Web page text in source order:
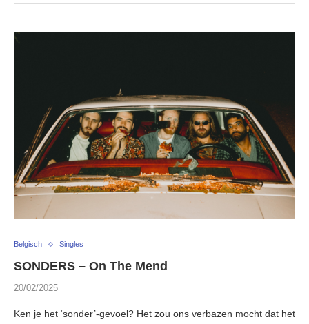
Belgisch Singles
SONDERS – On The Mend
20/02/2025
Ken je het ‘sonder’-gevoel? Het zou ons verbazen mocht dat het